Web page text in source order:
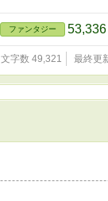
ファンタジー 53,336
文字数 49,321 最終更